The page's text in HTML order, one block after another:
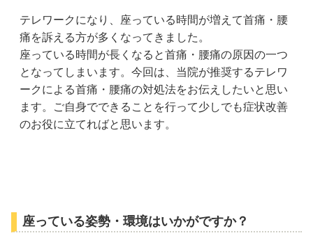
テレワークになり、座っている時間が増えて首痛・腰
痛を訴える方が多くなってきました。
座っている時間が長くなると首痛・腰痛の原因の一つ
となってしまいます。今回は、当院が推奨するテレワ
ークによる首痛・腰痛の対処法をお伝えしたいと思い
ます。ご自身でできることを行って少しでも症状改善
のお役に立てればと思います。
座っている姿勢・環境はいかがですか？